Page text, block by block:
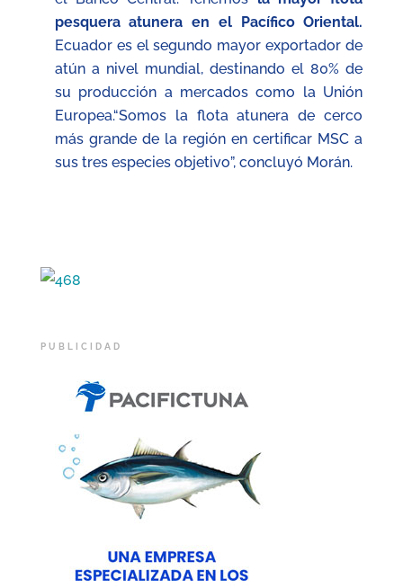
pesquera atunera en el Pacífico Oriental.
Ecuador es el segundo mayor exportador de
atún a nivel mundial, destinando el 80% de
su producción a mercados como la Unión
Europea.“Somos la flota atunera de cerco
más grande de la región en certificar MSC a
sus tres especies objetivo”, concluyó Morán.